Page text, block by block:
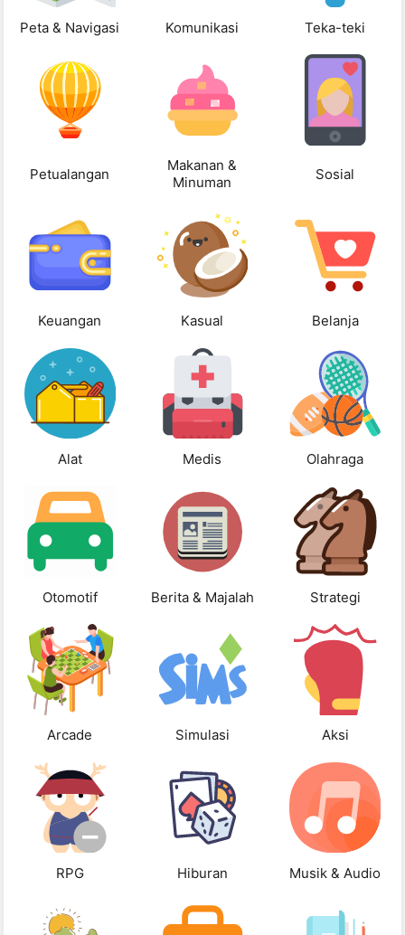
Peta & Navigasi Komunikasi Teka-teki
Petualangan
Makanan &
Minuman
Sosial
Keuangan Kasual Belanja
Alat Medis Olahraga
Otomotif Berita & Majalah Strategi
Arcade Simulasi Aksi
RPG Hiburan Musik & Audio